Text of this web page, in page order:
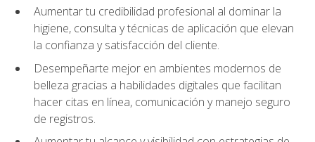
Aumentar tu credibilidad profesional al dominar la
higiene, consulta y técnicas de aplicación que elevan
la confianza y satisfacción del cliente.
Desempeñarte mejor en ambientes modernos de
belleza gracias a habilidades digitales que facilitan
hacer citas en línea, comunicación y manejo seguro
de registros.